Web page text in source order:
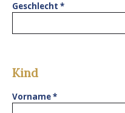
Geschlecht *
Kind
Vorname*